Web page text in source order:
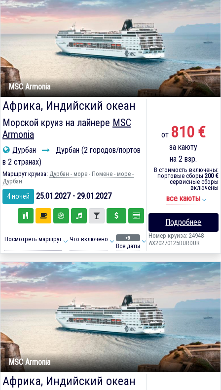
MSC Armonia
Африка, Индийский океан
Морской круиз на лайнере MSC
Armonia
Дурбан
Дурбан (2 городов/портов
в 2 странах)
Маршрут круиза: Дурбан - море - Помене - море -
Дурбан
4 ночей 25.01.2027 - 29.01.2027
Посмотреть маршрут Что включено +8
Все даты
от 810 €
за каюту
на 2 взр.
В стоимость включены:
портовые сборы 200 €
сервисные сборы
включены
все каюты
Подробнее
Номер круиза: 24948-
AX20270125DURDUR
MSC Armonia
Африка, Индийский океан